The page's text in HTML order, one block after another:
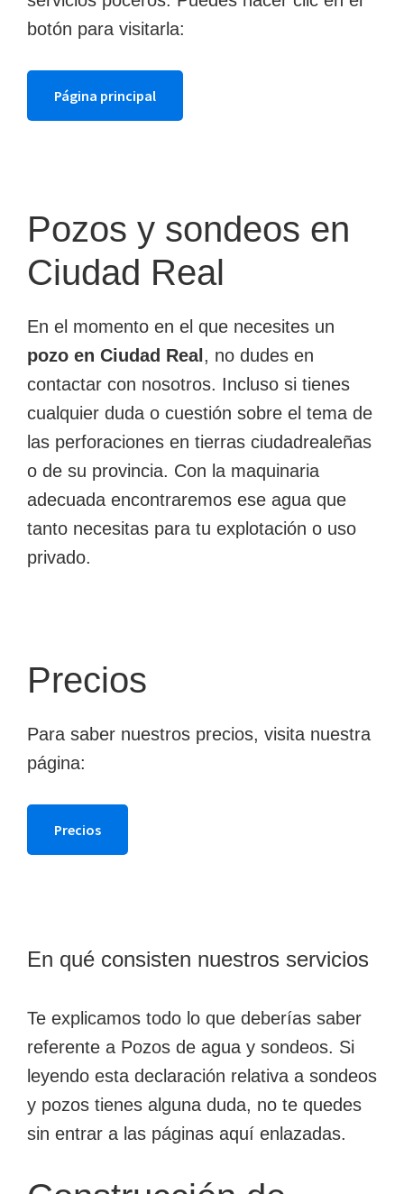
botón para visitarla:
Página principal
Pozos y sondeos en
Ciudad Real
En el momento en el que necesites un
pozo en Ciudad Real , no dudes en
contactar con nosotros. Incluso si tienes
cualquier duda o cuestión sobre el tema de
las perforaciones en tierras ciudadrealeñas
o de su provincia. Con la maquinaria
adecuada encontraremos ese agua que
tanto necesitas para tu explotación o uso
privado.
Precios
Para saber nuestros precios, visita nuestra
página:
Precios
En qué consisten nuestros servicios
Te explicamos todo lo que deberías saber
referente a Pozos de agua y sondeos. Si
leyendo esta declaración relativa a sondeos
y pozos tienes alguna duda, no te quedes
sin entrar a las páginas aquí enlazadas.